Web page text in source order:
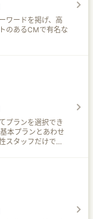
ワードを掲げ、高
のあるCMで有名な
プランを選択でき
スタッフだけで運
品のチェック、整
<シニアパック>な
してくれるから安